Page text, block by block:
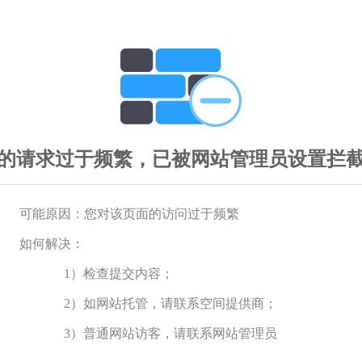
请求过于频繁，已被网站管理员设置拦
可能原因：您对该页面的访问过于频繁
如何解决：
1）检查提交内容；
2）如网站托管，请联系空间提供商；
3）普通网站访客，请联系网站管理员